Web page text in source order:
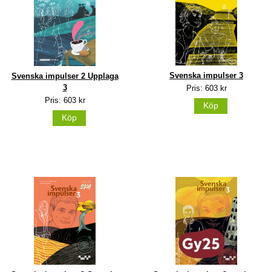
Svenska impulser 2 Upplaga
3
Pris: 603 kr
Köp
Svenska impulser 3
Pris: 603 kr
Köp